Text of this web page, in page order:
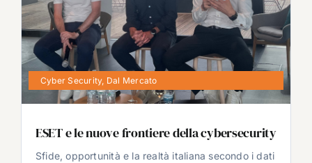
Cyber Security, Dal Mercato
ESET e le nuove frontiere della cybersecurity
Sfide, opportunità e la realtà italiana secondo i dati